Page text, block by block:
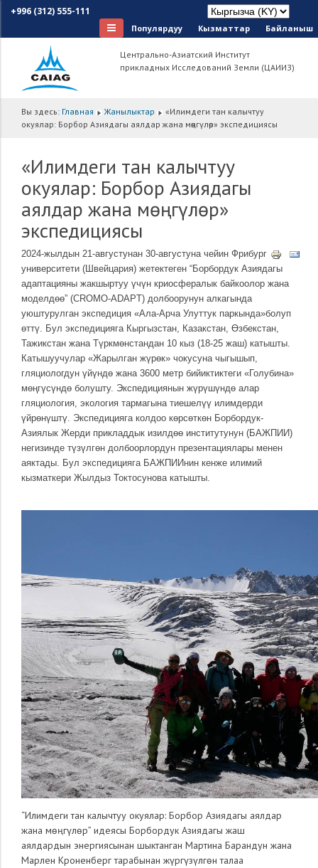
+996 (312) 555-111
Популярдуу Кызматтар Байланыш
Центрально-Азиатский Институт
прикладных Исследований Земли (ЦАИИЗ)
Вы здесь: Главная Жанылыктар
«Илимдеги тан калычтуу
окуялар: Борбор Азиядагы аялдар жана мөңгүлөр» экспедициясы
«Илимдеги тан калычтуу
окуялар: Борбор Азиядагы
аялдар жана мөңгүлөр»
экспедициясы
2024-жылдын 21-августунан 30-августуна чейин Фрибург
университети (Швейцария) жетектеген “Борбордук Азиядагы
адаптацияны жакшыртуу үчүн криосфералык байкоолор жана
моделдөө” (CROMO-ADAPT) долбоорунун алкагында
уюштурулган экспедиция «Ала-Арча Улуттук паркында»болуп
өттү. Бул экспедицияга Кыргызстан, Казакстан, Өзбекстан,
Тажикстан жана Түркмөнстандан 10 кыз (18-25 жаш) катышты.
Катышуучулар «Жарылган жүрөк» чокусуна чыгышып,
гляциологдун үйүндө жана 3600 метр бийиктиктеги «Голубина»
мөңгүсүндө болушту. Экспедициянын жүрүшүндө алар
гляциология, экология тармагына тиешелүү илимдерди
үйрөнүштү. Экспедицияга колдоо көрсөткөн Борбордук-
Азиялык Жерди прикладдык изилдөө институтунун (БАЖПИИ)
негизинде түзүлгөн долбоорлордун презентациялары менен
аяктады. Бул экспедицияга БАЖПИИнин кенже илимий
кызматкери Жылдыз Токтосунова катышты.
“Илимдеги тан калычтуу окуялар: Борбор Азиядагы аялдар
жана мөңгүлөр” идеясы Борбордук Азиядагы жаш
аялдардын энергиясынан шыктанган Мартина Барандун жана
Марлен Кроненберг тарабынан жүргүзүлгөн талаа